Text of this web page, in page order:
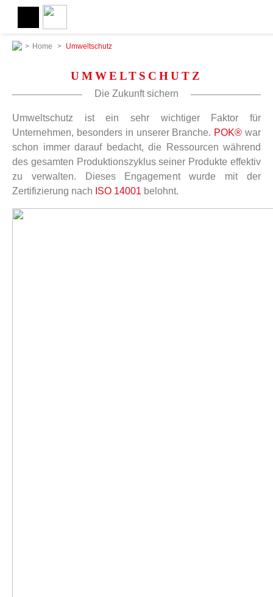
> Home > Umweltschutz
UMWELTSCHUTZ
Die Zukunft sichern
Umweltschutz ist ein sehr wichtiger Faktor für
Unternehmen, besonders in unserer Branche. POK® war
schon immer darauf bedacht, die Ressourcen während
des gesamten Produktionszyklus seiner Produkte effektiv
zu verwalten. Dieses Engagement wurde mit der
Zertifizierung nach ISO 14001 belohnt.